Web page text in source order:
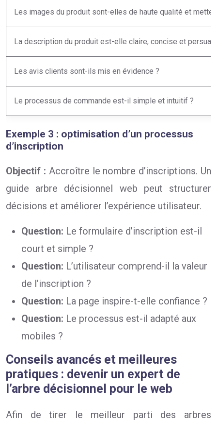
Les images du produit sont-elles de haute qualité et
La description du produit est-elle claire, concise et
Les avis clients sont-ils mis en évidence ?
Le processus de commande est-il simple et intuitif ?
Exemple 3 : optimisation d’un processus
d’inscription
Objectif : Accroître le nombre d’inscriptions. Un
guide arbre décisionnel web peut structurer
décisions et améliorer l’expérience utilisateur.
Question: Le formulaire d’inscription est-il
court et simple ?
Question: L’utilisateur comprend-il la valeur
de l’inscription ?
Question: La page inspire-t-elle confiance ?
Question: Le processus est-il adapté aux
mobiles ?
Conseils avancés et meilleures
pratiques : devenir un expert de
l’arbre décisionnel pour le web
Afin de tirer le meilleur parti des arbres